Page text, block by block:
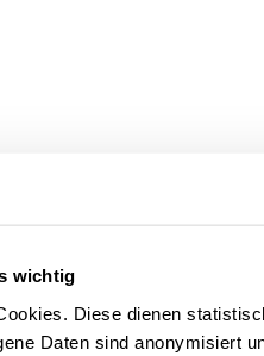
wichtig
Diese dienen
Daten sind anonymisiert